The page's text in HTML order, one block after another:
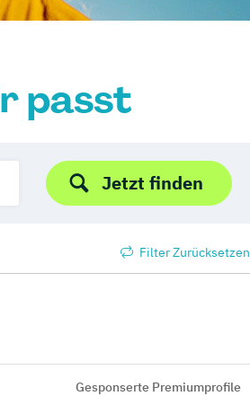
passt
Jetzt finden
Filter Zurücksetzen
Gesponserte Premiumprofile